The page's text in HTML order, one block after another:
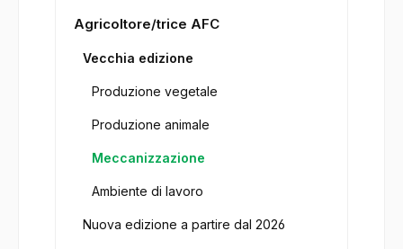
Agricoltore/trice AFC
Vecchia edizione
Produzione vegetale
Produzione animale
Meccanizzazione
Ambiente di lavoro
Nuova edizione a partire dal 2026